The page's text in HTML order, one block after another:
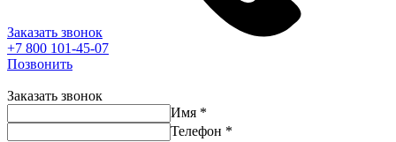
Заказать звонок
+7 800 101-45-07
Позвонить
Заказать звонок
Имя *
Телефон *